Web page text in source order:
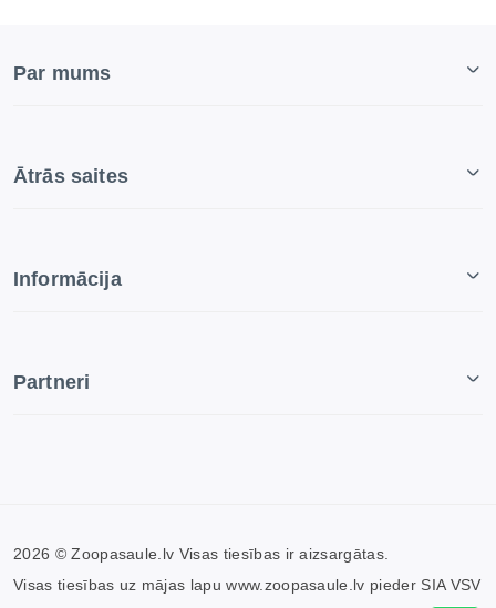
Par mums
Ātrās saites
Informācija
Partneri
2026 © Zoopasaule.lv Visas tiesības ir aizsargātas.
Visas tiesības uz mājas lapu www.zoopasaule.lv pieder SIA VSV